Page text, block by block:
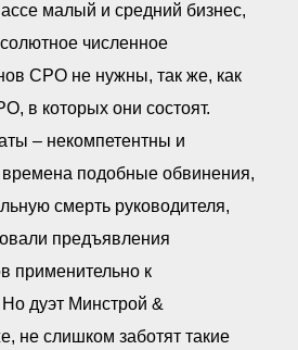
малый и средний бизнес,
численное
СРО не нужны, так же, как
в которых они состоят.
– некомпетентны и
подобные обвинения,
смерть руководителя,
предъявления
применительно к
дуэт Минстрой &
не слишком заботят такие